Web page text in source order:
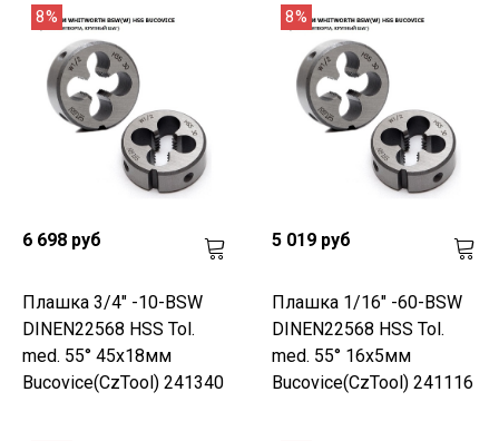
8%
6 698 руб
Плашка 3/4" -10-BSW
DINEN22568 HSS Tol.
med. 55° 45x18мм
Bucovice(CzTool) 241340
8%
5 019 руб
Плашка 1/16" -60-BSW
DINEN22568 HSS Tol.
med. 55° 16x5мм
Bucovice(CzTool) 241116